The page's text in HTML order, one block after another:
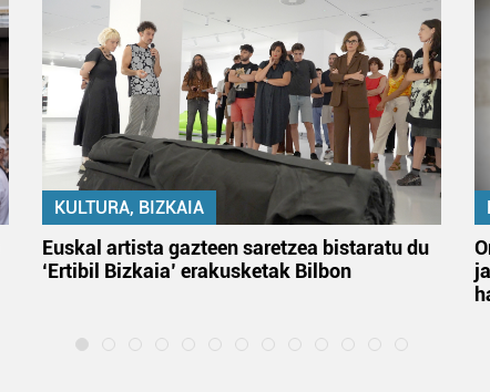
KULTURA, BIZKAIA
Euskal artista gazteen saretzea bistaratu du
‘Ertibil Bizkaia’ erakusketak Bilbon